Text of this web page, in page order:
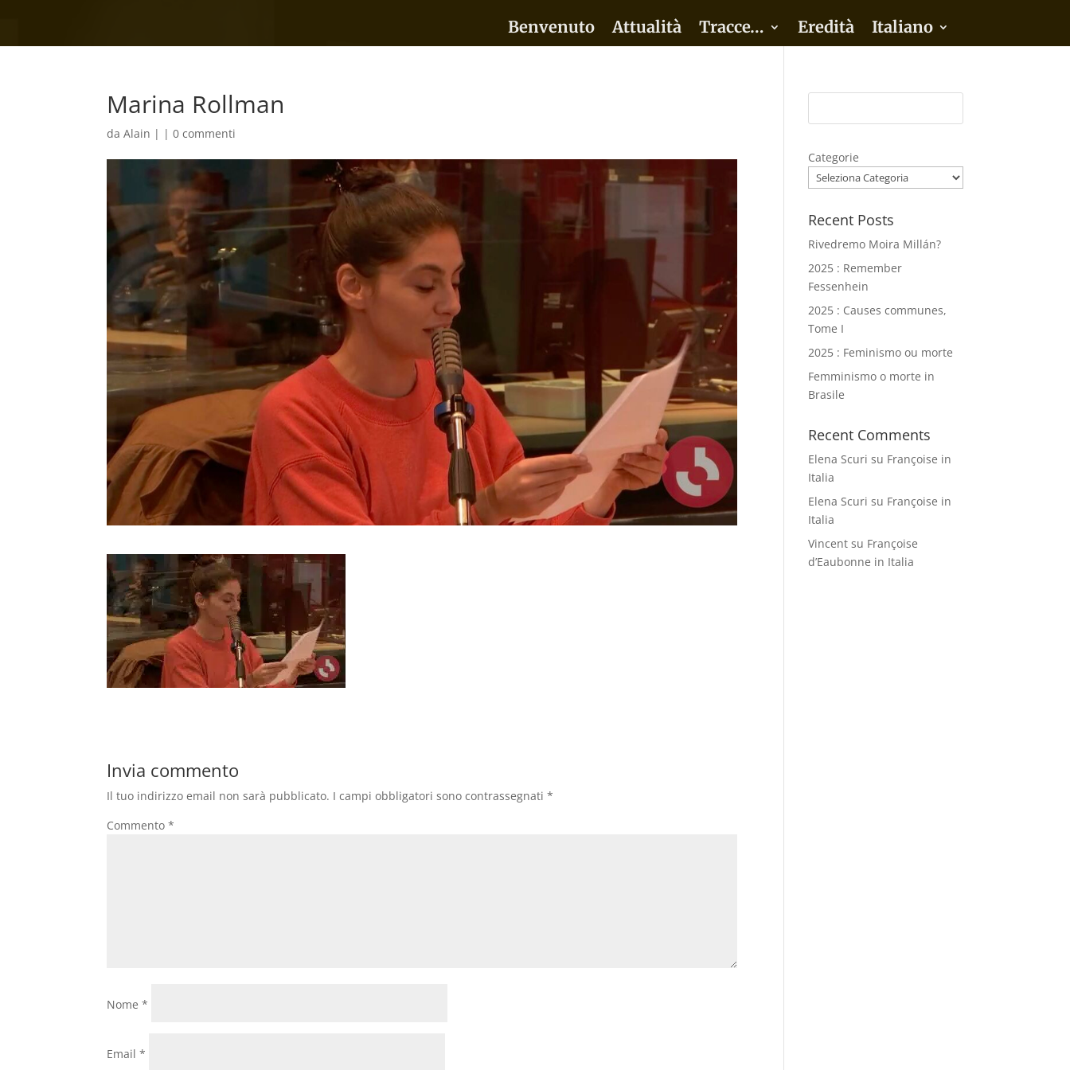
Benvenuto Attualità Tracce… Eredità Italiano
Marina Rollman
daAlain | |0 commenti
Invia commento
Il tuo indirizzo email non sarà pubblicato. I campi obbligatori sono contrassegnati*
Commento*
Nome*
Email*
Categorie
Recent Posts
Rivedremo Moira Millán?
2025 : Remember
Fessenhein
2025 : Causes communes,
Tome I
2025 : Feminismo ou morte
Femminismo o morte in
Brasile
Recent Comments
Elena Scuri su Françoise in
Italia
Elena Scuri su Françoise in
Italia
Vincent su Françoise
d’Eaubonne in Italia